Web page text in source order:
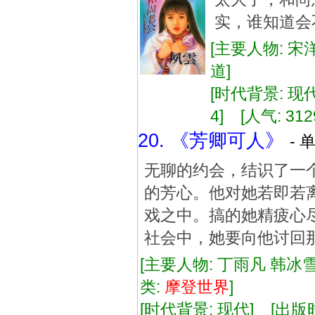
实，谁知道
[主要人物:
道]
[时代背景:
4] [人气:
20. 《芳卿可人》
-
无聊的约会，结识了一
的芳心。他对她若即若
戏之中。搞的她精疲心
社会中，她要向他讨回
[主要人物: 丁雨凡 韩
类: 摩登世界]
[时代背景: 现代] [出